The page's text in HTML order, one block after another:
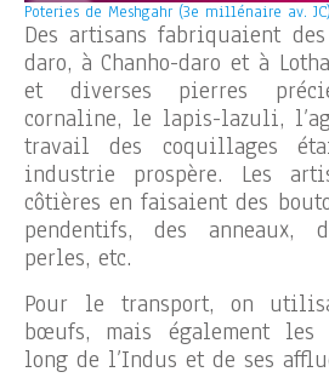
Poteries de Meshgahr (3e millénaire av.
Des artisans fabriquaient
daro, à Chanho-daro et à
et diverses pierres
cornaline, le lapis-lazuli,
travail des coquillages
industrie prospère. Les
côtières en faisaient des
pendentifs, des anneaux,
perles, etc.
Pour le transport, on
bœufs, mais également
long de l’Indus et de ses